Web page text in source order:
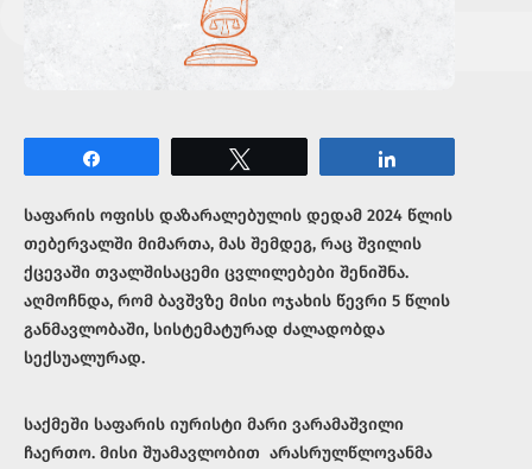
საფარის ოფისს დაზარალებულის დედამ 2024 წლის
თებერვალში მიმართა, მას შემდეგ, რაც შვილის
ქცევაში თვალშისაცემი ცვლილებები შენიშნა.
აღმოჩნდა, რომ ბავშვზე მისი ოჯახის წევრი 5 წლის
განმავლობაში, სისტემატურად ძალადობდა
სექსუალურად.
საქმეში საფარის იურისტი მარი ვარამაშვილი
ჩაერთო. მისი შუამავლობით არასრულწლოვანმა